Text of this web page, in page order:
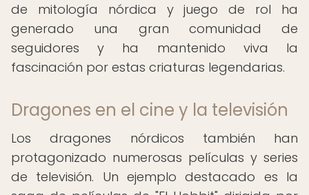
de mitología nórdica y juego de rol ha
generado una gran comunidad de
seguidores y ha mantenido viva la
fascinación por estas criaturas legendarias.
Dragones en el cine y la televisión
Los dragones nórdicos también han
protagonizado numerosas películas y series
de televisión. Un ejemplo destacado es la